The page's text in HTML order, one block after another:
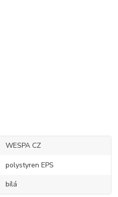
WESPA CZ
polystyren EPS
bílá